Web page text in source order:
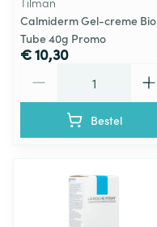
Calmiderm Gel-creme Bio
Tube 40g Promo
€ 10,30
Bestel